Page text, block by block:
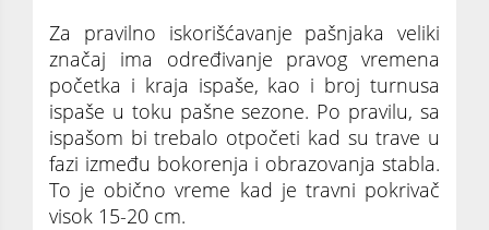
Za pravilno iskorišćavanje pašnjaka veliki
značaj ima određivanje pravog vremena
početka i kraja ispaše, kao i broj turnusa
ispaše u toku pašne sezone. Po pravilu, sa
ispašom bi trebalo otpočeti kad su trave u
fazi između bokorenja i obrazovanja stabla.
To je obično vreme kad je travni pokrivač
visok 15-20 cm.